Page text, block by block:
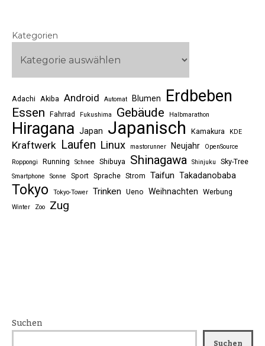
Kategorien
Adachi Akiba Android Automat Blumen Erdbeben
Essen Fahrrad Fukushima Gebäude Halbmarathon
Hiragana Japan Japanisch Kamakura KDE
Kraftwerk Laufen Linux mastorunner Neujahr
OpenSource
Roppongi
Running Schnee Shibuya Shinagawa Shinjuku Sky-Tree
Smartphone Sonne Sport Sprache Strom Taifun Takadanobaba
Tokyo Tokyo-Tower Trinken Ueno Weihnachten Werbung
Winter Zoo Zug
Suchen